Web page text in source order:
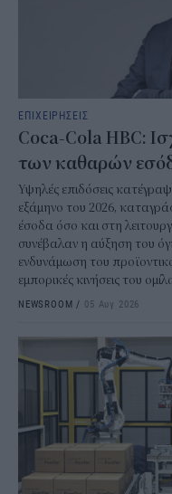
ΕΠΙΧΕΙΡΗΣΕΙΣ
Coca-Cola HBC:
των καθαρών
Υψηλές επιδόσεις
εξάμηνο του 2026,
έσοδα όσο και στη
συνέβαλαν η αύξηση του
ενδυνάμωση του
εμπορικές κινήσεις του
NEWSROOM / 05 Αυγ 2026